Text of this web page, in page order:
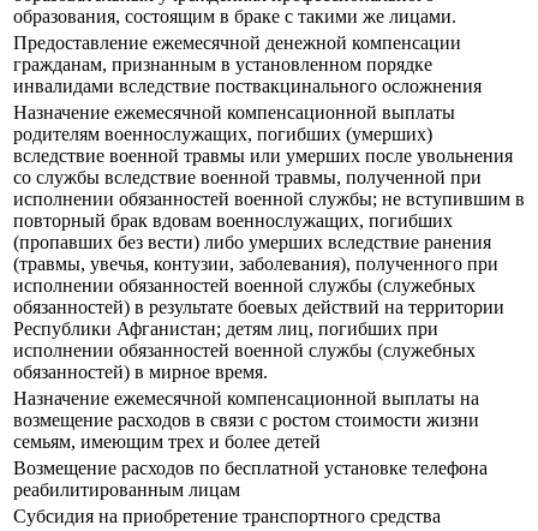
образования, состоящим в браке с такими же лицами.
Предоставление ежемесячной денежной компенсации
гражданам, признанным в установленном порядке
инвалидами вследствие поствакцинального осложнения
Назначение ежемесячной компенсационной выплаты
родителям военнослужащих, погибших (умерших)
вследствие военной травмы или умерших после увольнения
со службы вследствие военной травмы, полученной при
исполнении обязанностей военной службы; не вступившим в
повторный брак вдовам военнослужащих, погибших
(пропавших без вести) либо умерших вследствие ранения
(травмы, увечья, контузии, заболевания), полученного при
исполнении обязанностей военной службы (служебных
обязанностей) в результате боевых действий на территории
Республики Афганистан; детям лиц, погибших при
исполнении обязанностей военной службы (служебных
обязанностей) в мирное время.
Назначение ежемесячной компенсационной выплаты на
возмещение расходов в связи с ростом стоимости жизни
семьям, имеющим трех и более детей
Возмещение расходов по бесплатной установке телефона
реабилитированным лицам
Субсидия на приобретение транспортного средства